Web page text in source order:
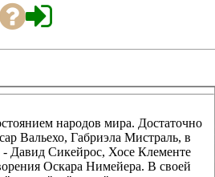
народов мира. Достаточно
Вальехо, Габриэла Мистраль, в
Давид Сикейрос, Хосе Клементе
Оскара Нимейера. В своей